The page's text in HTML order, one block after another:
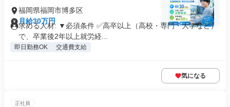
福岡県福岡市博多区
月給30万円
求める人材: ▼必須条件 ✅高卒以上（高校・専門・大学など）
で、卒業後2年以上就労経...
即日勤務OK 交通費支給
気になる
正社員